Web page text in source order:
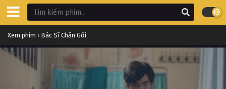
Xem phim › Bác Sĩ Chăn Gối